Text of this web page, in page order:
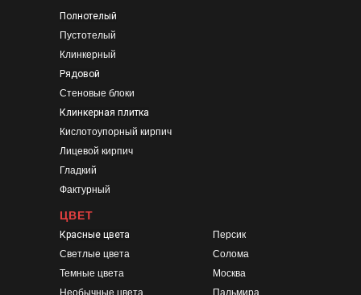
ЦВЕТ
Красные цвета
Светлые цвета
Темные цвета
Полнотелый
Пустотелый
Клинкерный
Рядовой
Стеновые блоки
Клинкерная плитка
Кислотоупорный кирпич
Лицевой кирпич
Гладкий
Фактурный
Персик
Солома
Москва